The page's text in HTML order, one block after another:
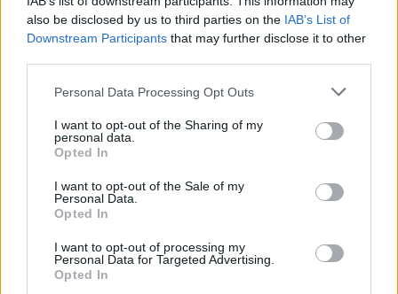
also be disclosed by us to third parties on the IAB’s List of
Downstream Participants that may further disclose it to other
Please note that this website/app uses one or more Google
not limited to your visit or usage behaviour. You may click to
grant or deny consent to Google and its third-party tags to
use your data for below specified purposes in below Google
consent section.
Personal Data Processing Opt Outs
I want to opt-out of the Sharing of my
personal data.
Opted In
I want to opt-out of the Sale of my
Personal Data.
Opted In
I want to opt-out of processing my
Personal Data for Targeted Advertising.
Opted In
Választások felmérés , kutatás ,Magyar Péter, magyarország
Pénztárcájuk mellett a magyarok idegeit is
megviselik a váratlan kiadások
Lerobbant autó, fűtés-
kerékpártároló
mégsem bizonyult